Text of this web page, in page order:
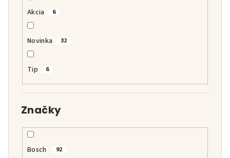
Akcia 6
Novinka 32
Tip 6
Značky
Bosch 92